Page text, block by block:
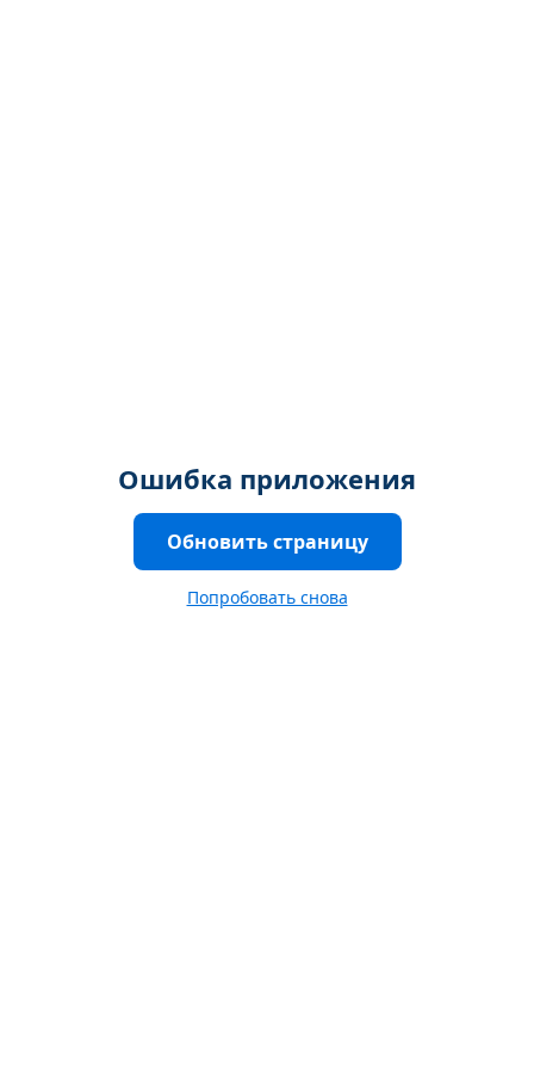
Ошибка приложения
Обновить страницу
Попробовать снова